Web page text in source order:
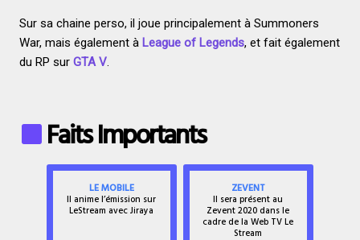
Sur sa chaine perso, il joue principalement à Summoners
War, mais également à League of Legends, et fait également
du RP sur GTA V.
Faits Importants
LE MOBILE
Il anime l’émission sur
LeStream avec Jiraya
ZEVENT
Il sera présent au
Zevent 2020 dans le
cadre de la Web TV Le
Stream